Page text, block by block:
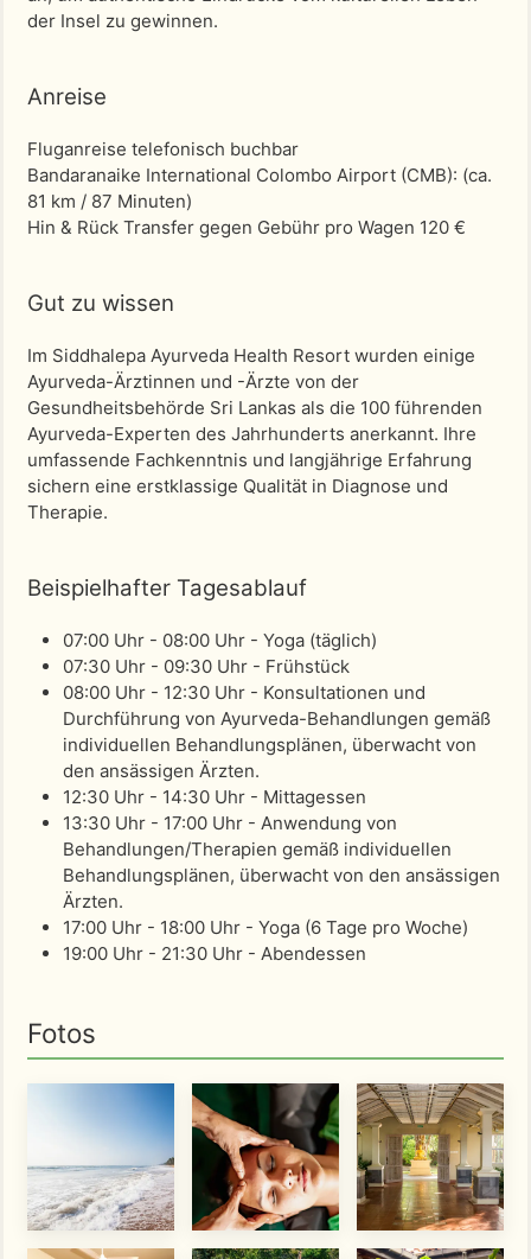
der Insel zu gewinnen.
Anreise
Fluganreise telefonisch buchbar
Bandaranaike International Colombo Airport (CMB): (ca.
81 km / 87 Minuten)
Hin & Rück Transfer gegen Gebühr pro Wagen 120 €
Gut zu wissen
Im Siddhalepa Ayurveda Health Resort wurden einige
Ayurveda-Ärztinnen und -Ärzte von der
Gesundheitsbehörde Sri Lankas als die 100 führenden
Ayurveda-Experten des Jahrhunderts anerkannt. Ihre
umfassende Fachkenntnis und langjährige Erfahrung
sichern eine erstklassige Qualität in Diagnose und
Therapie.
Beispielhafter Tagesablauf
07:00 Uhr - 08:00 Uhr - Yoga (täglich)
07:30 Uhr - 09:30 Uhr - Frühstück
08:00 Uhr - 12:30 Uhr - Konsultationen und
Durchführung von Ayurveda-Behandlungen gemäß
individuellen Behandlungsplänen, überwacht von
den ansässigen Ärzten.
12:30 Uhr - 14:30 Uhr - Mittagessen
13:30 Uhr - 17:00 Uhr - Anwendung von
Behandlungen/Therapien gemäß individuellen
Behandlungsplänen, überwacht von den ansässigen
Ärzten.
17:00 Uhr - 18:00 Uhr - Yoga (6 Tage pro Woche)
19:00 Uhr - 21:30 Uhr - Abendessen
Fotos